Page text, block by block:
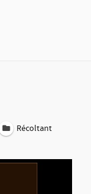
Récoltant